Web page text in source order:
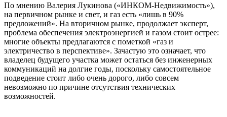
По мнению Валерия Лукинова («ИНКОМ-Недвижимость»),
на первичном рынке и свет, и газ есть «лишь в 90%
предложений». На вторичном рынке, продолжает эксперт,
проблема обеспечения электроэнергией и газом стоит острее:
многие объекты предлагаются с пометкой «газ и
электричество в перспективе». Зачастую это означает, что
владелец будущего участка может остаться без инженерных
коммуникаций на долгие годы, поскольку самостоятельное
подведение стоит либо очень дорого, либо совсем
невозможно по причине отсутствия технических
возможностей.